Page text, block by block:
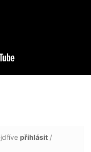
přihlásit /